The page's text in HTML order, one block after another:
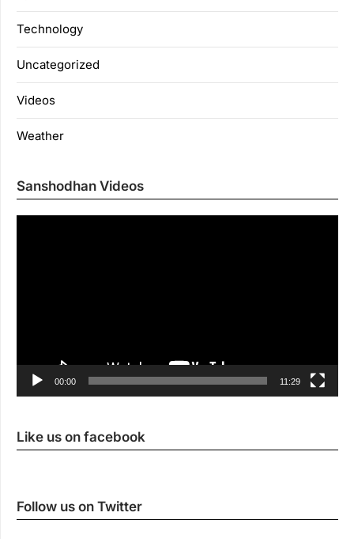
Technology
Uncategorized
Videos
Weather
Sanshodhan Videos
00:00 11:29
Like us on facebook
Follow us on Twitter